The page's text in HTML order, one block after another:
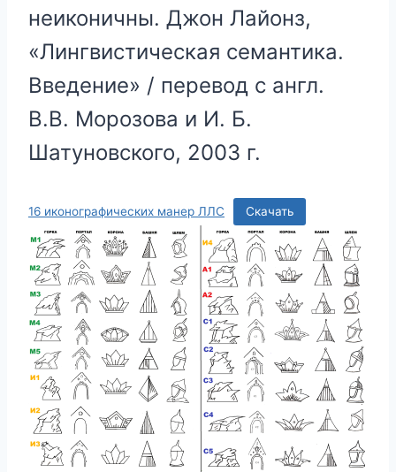
неиконичны. Джон Лайонз,
«Лингвистическая семантика.
Введение» / перевод с англ.
В.В. Морозова и И. Б.
Шатуновского, 2003 г.
16 иконографических манер ЛЛС Скачать